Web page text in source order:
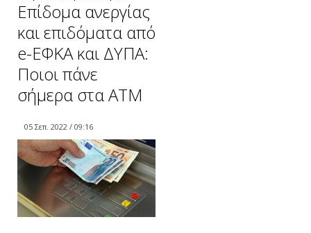
Επίδομα ανεργίας
και επιδόματα από
e-ΕΦΚΑ και ΔΥΠΑ:
Ποιοι πάνε
σήμερα στα ΑΤΜ
05 Σεπ. 2022 / 09:16